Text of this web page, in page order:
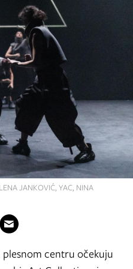
JANKOVIĆ, YAC, NINA
plesnom centru očekuju